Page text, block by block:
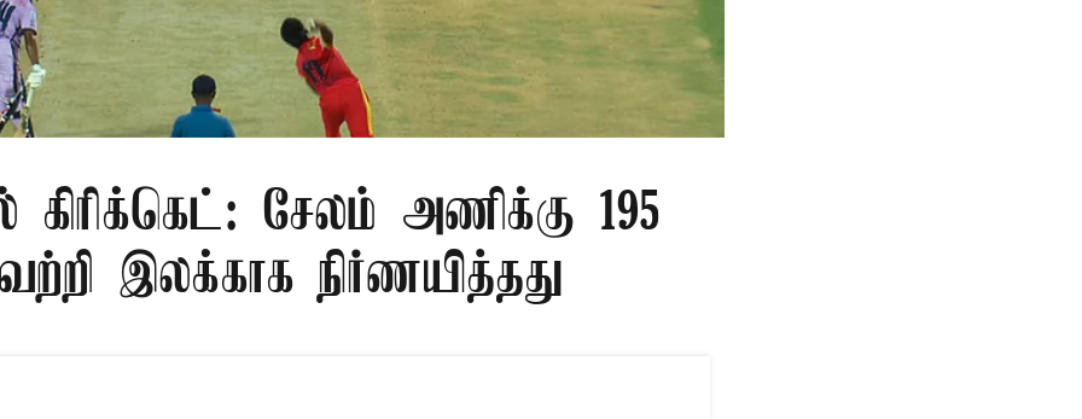
கிரிக்கெட்: சேலம் அணிக்கு 195
இலக்காக நிர்ணயித்தது